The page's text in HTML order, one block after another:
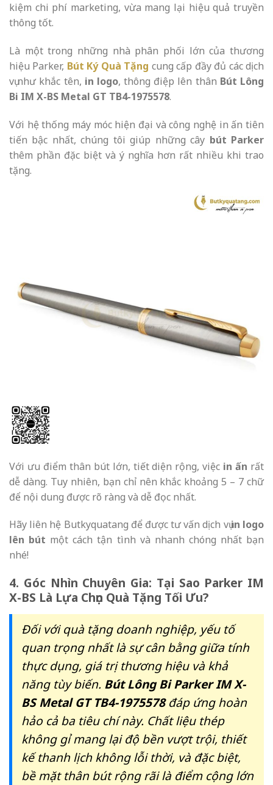
kiệm chi phí marketing, vừa mang lại hiệu quả truyền
thông tốt.
Là một trong những nhà phân phối lớn của thương
hiệu Parker, Bút Ký Quà Tặng cung cấp đầy đủ các dịch
vụ như khắc tên, in logo, thông điệp lên thân Bút Lông
Bi IM X-BS Metal GT TB4-1975578.
Với hệ thống máy móc hiện đại và công nghệ in ấn tiên
tiến bậc nhất, chúng tôi giúp những cây bút Parker
thêm phần đặc biệt và ý nghĩa hơn rất nhiều khi trao
tặng.
Với ưu điểm thân bút lớn, tiết diện rộng, việc in ấn rất
dễ dàng. Tuy nhiên, bạn chỉ nên khắc khoảng 5 – 7 chữ
để nội dung được rõ ràng và dễ đọc nhất.
Hãy liên hệ Butkyquatang để được tư vấn dịch vụin logo
lên bút một cách tận tình và nhanh chóng nhất bạn
nhé!
4. Góc Nhìn Chuyên Gia: Tại Sao Parker IM
X-BS Là Lựa Chọn Quà Tặng Tối Ưu?
Đối với quà tặng doanh nghiệp, yếu tố
quan trọng nhất là sự cân bằng giữa tính
thực dụng, giá trị thương hiệu và khả
năng tùy biến. Bút Lông Bi Parker IM X-
BS Metal GT TB4-1975578đáp ứng hoàn
hảo cả ba tiêu chí này. Chất liệu thép
không gỉ mang lại độ bền vượt trội, thiết
kế thanh lịch không lỗi thời, và đặc biệt,
bề mặt thân bút rộng rãi là điểm cộng lớn